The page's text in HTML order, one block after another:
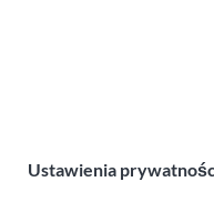
Ustawienia